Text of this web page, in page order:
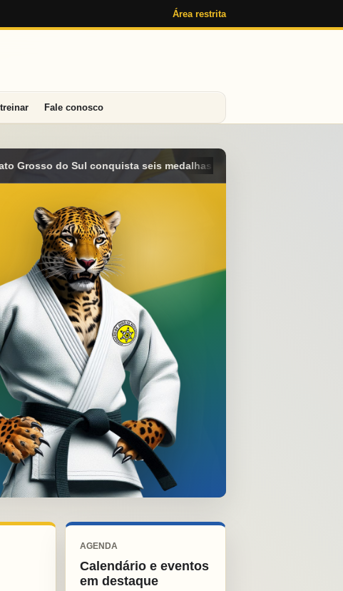
Área restrita
Fale conosco
e alcança o 4º lugar geral no Campeonato Brasileiro Sub-15 em
AGENDA
Calendário e eventos
em destaque